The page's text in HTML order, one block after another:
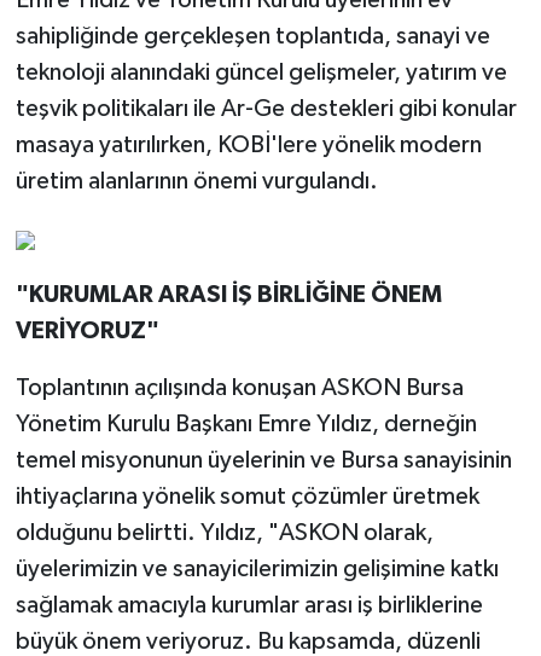
sahipliğinde gerçekleşen toplantıda, sanayi ve
teknoloji alanındaki güncel gelişmeler, yatırım ve
teşvik politikaları ile Ar-Ge destekleri gibi konular
masaya yatırılırken, KOBİ'lere yönelik modern
üretim alanlarının önemi vurgulandı.
"KURUMLAR ARASI İŞ BİRLİĞİNE ÖNEM
VERİYORUZ"
Toplantının açılışında konuşan ASKON Bursa
Yönetim Kurulu Başkanı Emre Yıldız, derneğin
temel misyonunun üyelerinin ve Bursa sanayisinin
ihtiyaçlarına yönelik somut çözümler üretmek
olduğunu belirtti. Yıldız, "ASKON olarak,
üyelerimizin ve sanayicilerimizin gelişimine katkı
sağlamak amacıyla kurumlar arası iş birliklerine
büyük önem veriyoruz. Bu kapsamda, düzenli